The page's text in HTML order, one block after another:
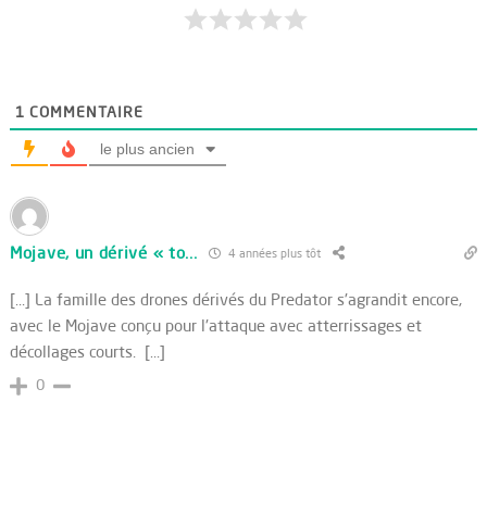
1 COMMENTAIRE
le plus ancien
Mojave, un dérivé « to... 4 années plus tôt
[…] La famille des drones dérivés du Predator s'agrandit encore,
avec le Mojave conçu pour l'attaque avec atterrissages et
décollages courts. […]
0